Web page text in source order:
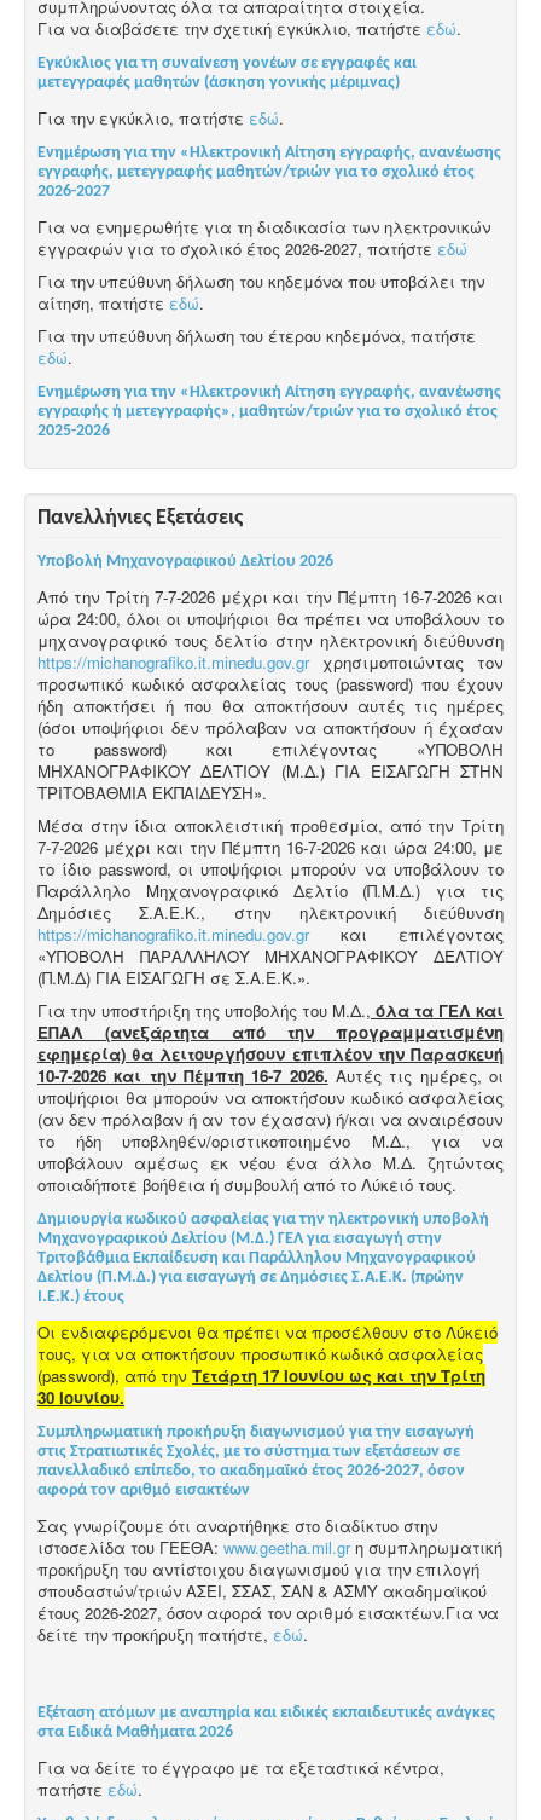
συμπληρώνοντας όλα τα απαραίτητα στοιχεία.
Για να διαβάσετε την σχετική εγκύκλιο, πατήστε εδώ.
Εγκύκλιος για τη συναίνεση γονέων σε εγγραφές και
μετεγγραφές μαθητών (άσκηση γονικής μέριμνας)
Για την εγκύκλιο, πατήστε εδώ.
Ενημέρωση για την «Ηλεκτρονική Αίτηση εγγραφής, ανανέωσης
εγγραφής, μετεγγραφής μαθητών/τριών για το σχολικό έτος
2026-2027
Για να ενημερωθήτε για τη διαδικασία των ηλεκτρονικών
εγγραφών για το σχολικό έτος 2026-2027, πατήστε εδώ
Για την υπεύθυνη δήλωση του κηδεμόνα που υποβάλει την
αίτηση, πατήστε εδώ.
Για την υπεύθυνη δήλωση του έτερου κηδεμόνα, πατήστε
εδώ.
Ενημέρωση για την «Ηλεκτρονική Αίτηση εγγραφής, ανανέωσης
εγγραφής ή μετεγγραφής», μαθητών/τριών για το σχολικό έτος
2025-2026
Πανελλήνιες Εξετάσεις
Υποβολή Μηχανογραφικού Δελτίου 2026
Από την Τρίτη 7-7-2026 μέχρι και την Πέμπτη 16-7-2026 και
ώρα 24:00, όλοι οι υποψήφιοι θα πρέπει να υποβάλουν το
μηχανογραφικό τους δελτίο στην ηλεκτρονική διεύθυνση
https://michanografiko.it.minedu.gov.grχρησιμοποιώντας τον
προσωπικό κωδικό ασφαλείας τους (password) που έχουν
ήδη αποκτήσει ή που θα αποκτήσουν αυτές τις ημέρες
(όσοι υποψήφιοι δεν πρόλαβαν να αποκτήσουν ή έχασαν
το password) και επιλέγοντας «ΥΠΟΒΟΛΗ
ΜΗΧΑΝΟΓΡΑΦΙΚΟΥ ΔΕΛΤΙΟΥ (Μ.Δ.) ΓΙΑ ΕΙΣΑΓΩΓΗ ΣΤΗΝ
ΤΡΙΤΟΒΑΘΜΙΑ ΕΚΠΑΙΔΕΥΣΗ».
Μέσα στην ίδια αποκλειστική προθεσμία, από την Τρίτη
7-7-2026 μέχρι και την Πέμπτη 16-7-2026 και ώρα 24:00, με
το ίδιο password, οι υποψήφιοι μπορούν να υποβάλουν το
Παράλληλο Μηχανογραφικό Δελτίο (Π.Μ.Δ.) για τις
Δημόσιες Σ.Α.Ε.Κ., στην ηλεκτρονική διεύθυνση
https://michanografiko.it.minedu.gov.grκαι επιλέγοντας
«ΥΠΟΒΟΛΗ ΠΑΡΑΛΛΗΛΟΥ ΜΗΧΑΝΟΓΡΑΦΙΚΟΥ ΔΕΛΤΙΟΥ
(Π.Μ.Δ) ΓΙΑ ΕΙΣΑΓΩΓΗ σε Σ.Α.Ε.Κ.».
Για την υποστήριξη της υποβολής του Μ.Δ., όλα τα ΓΕΛ και
ΕΠΑΛ (ανεξάρτητα από την προγραμματισμένη
εφημερία) θα λειτουργήσουν επιπλέον την Παρασκευή
10-7-2026 και την Πέμπτη 16-7 2026. Αυτές τις ημέρες, οι
υποψήφιοι θα μπορούν να αποκτήσουν κωδικό ασφαλείας
(αν δεν πρόλαβαν ή αν τον έχασαν) ή/και να αναιρέσουν
το ήδη υποβληθέν/οριστικοποιημένο Μ.Δ., για να
υποβάλουν αμέσως εκ νέου ένα άλλο Μ.Δ. ζητώντας
οποιαδήποτε βοήθεια ή συμβουλή από το Λύκειό τους.
Δημιουργία κωδικού ασφαλείας για την ηλεκτρονική υποβολή
Μηχανογραφικού Δελτίου (Μ.Δ.) ΓΕΛ για εισαγωγή στην
Τριτοβάθμια Εκπαίδευση και Παράλληλου Μηχανογραφικού
Δελτίου (Π.Μ.Δ.) για εισαγωγή σε Δημόσιες Σ.Α.Ε.Κ. (πρώην
Ι.Ε.Κ.) έτους
Οι ενδιαφερόμενοι θα πρέπει να προσέλθουν στο Λύκειό
τους, για να αποκτήσουν προσωπικό κωδικό ασφαλείας
(password), από την Τετάρτη 17 Ιουνίου ως και την Τρίτη
30 Ιουνίου.
Συμπληρωματική προκήρυξη διαγωνισμού για την εισαγωγή
στις Στρατιωτικές Σχολές, με το σύστημα των εξετάσεων σε
πανελλαδικό επίπεδο, το ακαδημαϊκό έτος 2026-2027, όσον
αφορά τον αριθμό εισακτέων
Σας γνωρίζουμε ότι αναρτήθηκε στο διαδίκτυο στην
ιστοσελίδα του ΓΕΕΘΑ: www.geetha.mil.grη συμπληρωματική
προκήρυξη του αντίστοιχου διαγωνισμού για την επιλογή
σπουδαστών/τριών ΑΣΕΙ, ΣΣΑΣ, ΣΑΝ & ΑΣΜΥ ακαδημαϊκού
έτους 2026-2027, όσον αφορά τον αριθμό εισακτέων.Για να
δείτε την προκήρυξη πατήστε, εδώ.
Εξέταση ατόμων με αναπηρία και ειδικές εκπαιδευτικές ανάγκες
στα Ειδικά Μαθήματα 2026
Για να δείτε το έγγραφο με τα εξεταστικά κέντρα,
πατήστε εδώ.